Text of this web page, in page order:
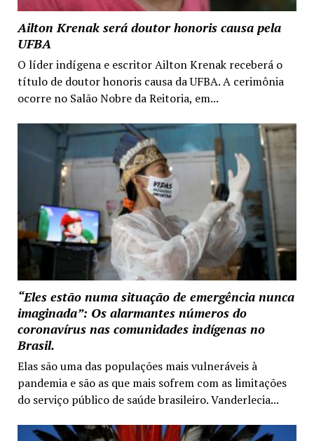
Ailton Krenak será doutor honoris causa pela
UFBA
O líder indígena e escritor Ailton Krenak receberá o
título de doutor honoris causa da UFBA. A cerimônia
ocorre no Salão Nobre da Reitoria, em...
“Eles estão numa situação de emergência nunca
imaginada”: Os alarmantes números do
coronavírus nas comunidades indígenas no
Brasil.
Elas são uma das populações mais vulneráveis à
pandemia e são as que mais sofrem com as limitações
do serviço público de saúde brasileiro. Vanderlecia...